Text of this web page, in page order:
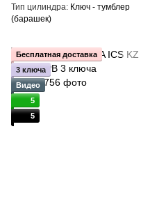
Тип цилиндра Ключ - тумблер
(барашек)
Бесплатная доставка
3 ключа
Видео
5
5